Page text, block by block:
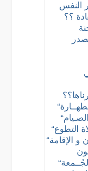
النفس
؟؟
التطوع“
و الإقامة“